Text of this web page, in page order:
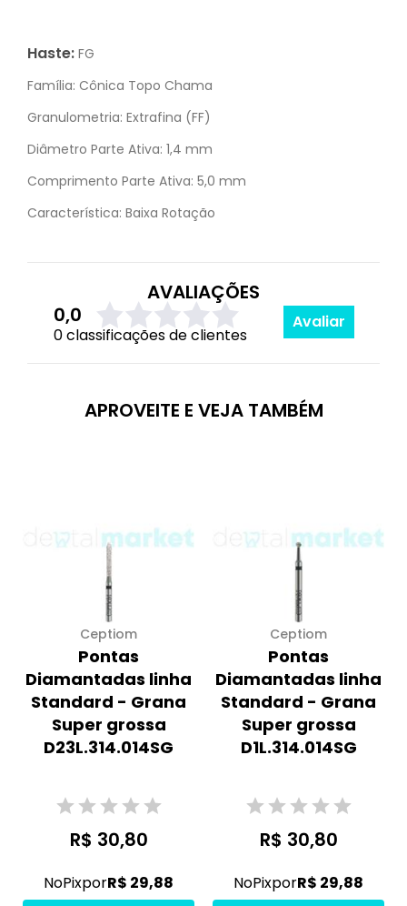
Haste: FG
Família: Cônica Topo Chama
Granulometria: Extrafina (FF)
Diâmetro Parte Ativa: 1,4 mm
Comprimento Parte Ativa: 5,0 mm
Característica: Baixa Rotação
AVALIAÇÕES
0,0
0 classificações de clientes
Avaliar
APROVEITE E VEJA TAMBÉM
Ceptiom
Pontas
Diamantadas linha
Standard - Grana
Super grossa
D23L.314.014SG
R$ 30,80
NoPixporR$ 29,88
Ceptiom
Pontas
Diamantadas linha
Standard - Grana
Super grossa
D1L.314.014SG
R$ 30,80
NoPixporR$ 29,88